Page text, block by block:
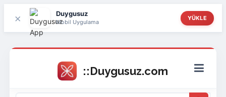
× Duygusuz
Mobil Uygulama
YÜKLE